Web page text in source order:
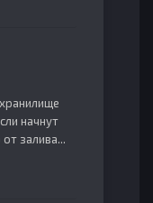
начнут
залива...